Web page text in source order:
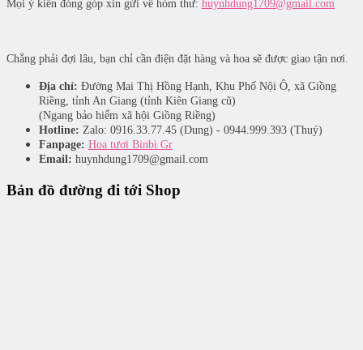
Mọi ý kiến đóng góp xin gửi về hòm thư: huynhdung1709@gmail.com
Chẳng phải đợi lâu, bạn chỉ cần điện đặt hàng và hoa sẽ được giao tận nơi.
Địa chỉ: Đường Mai Thị Hồng Hạnh, Khu Phố Nội Ô, xã Giồng
Riềng, tỉnh An Giang (tỉnh Kiên Giang cũ)
(Ngang bảo hiểm xã hội Giồng Riềng)
Hotline: Zalo: 0916.33.77.45 (Dung) - 0944.999.393 (Thuý)
Fanpage: Hoa tươi Binbi Gr
Email: huynhdung1709@gmail.com
Bản đồ đường đi tới Shop